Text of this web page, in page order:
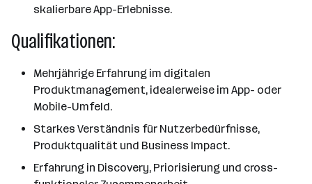
skalierbare App-Erlebnisse.
Qualifikationen:
Mehrjährige Erfahrung im digitalen
Produktmanagement, idealerweise im App- oder
Mobile-Umfeld.
Starkes Verständnis für Nutzerbedürfnisse,
Produktqualität und Business Impact.
Erfahrung in Discovery, Priorisierung und cross-